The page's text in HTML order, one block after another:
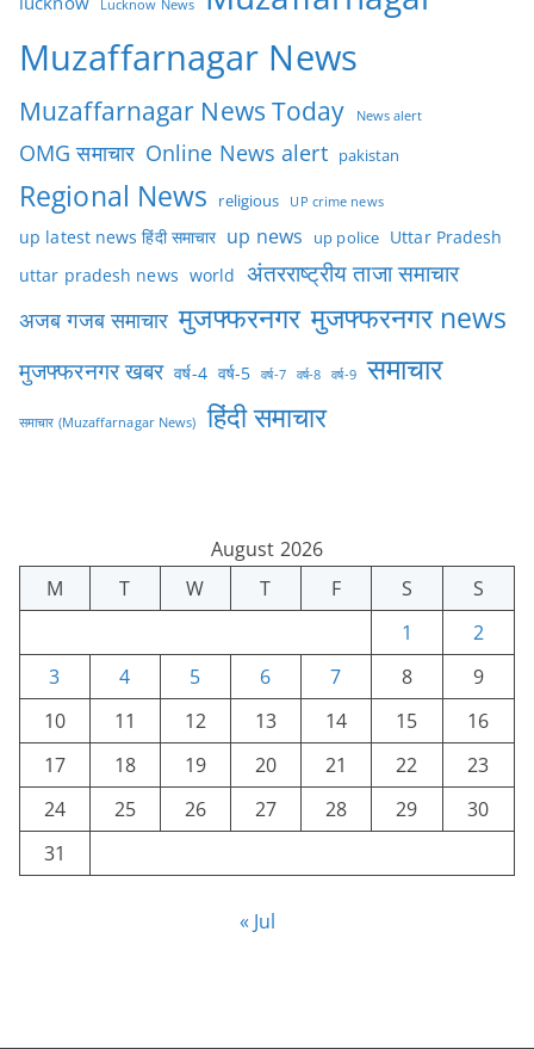
Lucknow News
Muzaffarnagar News
Muzaffarnagar News Today News alert
OMG समाचार Online News alert pakistan
Regional News religious UP crime news
up latest news हिंदी समाचार up news up police Uttar Pradesh
uttar pradesh news world अंतरराष्ट्रीय ताजा समाचार
अजब गजब समाचार मुजफ्फरनगर मुजफ्फरनगर news
मुजफ्फरनगर खबर वर्ष-4 वर्ष-5 वर्ष-7 वर्ष-8 वर्ष-9 समाचार
समाचार (Muzaffarnagar News) हिंदी समाचार
August 2026
M
T W T F S
S
1
2
3
4 5 6 7 8
9
10
11 12 13 14 15
16
17
18 19 20 21 22
23
24
25 26 27 28 29
30
31
« Jul